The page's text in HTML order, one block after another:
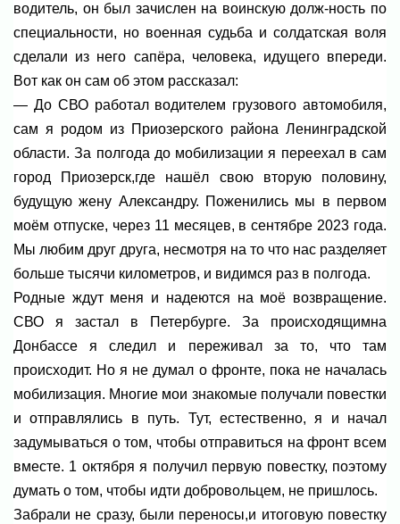
водитель, он был зачислен на воинскую долж-ность по
специальности, но военная судьба и солдатская воля
сделали из него сапёра, человека, идущего впереди.
Вот как он сам об этом рассказал:
— До СВО работал водителем грузового автомобиля,
сам я родом из Приозерского района Ленинградской
области. За полгода до мобилизации я переехал в сам
город Приозерск,где нашёл свою вторую половину,
будущую жену Александру. Поженились мы в первом
моём отпуске, через 11 месяцев, в сентябре 2023 года.
Мы любим друг друга, несмотря на то что нас разделяет
больше тысячи километров, и видимся раз в полгода.
Родные ждут меня и надеются на моё возвращение.
СВО я застал в Петербурге. За происходящимна
Донбассе я следил и переживал за то, что там
происходит. Но я не думал о фронте, пока не началась
мобилизация. Многие мои знакомые получали повестки
и отправлялись в путь. Тут, естественно, я и начал
задумываться о том, чтобы отправиться на фронт всем
вместе. 1 октября я получил первую повестку, поэтому
думать о том, чтобы идти добровольцем, не пришлось.
Забрали не сразу, были переносы,и итоговую повестку